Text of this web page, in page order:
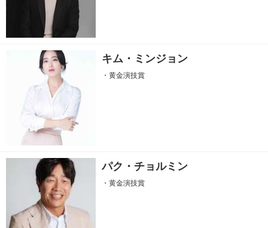
キム・ミンジョン
・黄金演技賞
パク・チョルミン
・黄金演技賞